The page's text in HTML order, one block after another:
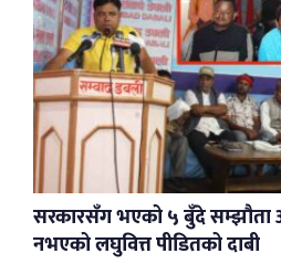
सरकारसँग भएको ५ बुँदे
नभएको लघुवित्त पीडितको दाबी